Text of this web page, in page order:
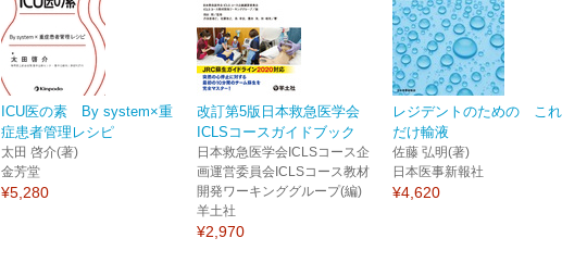
ICU医の素 By system×重
症患者管理レシピ
太田 啓介(著)
金芳堂
¥5,280
改訂第5版日本救急医学会
ICLSコースガイドブック
日本救急医学会ICLSコース企
画運営委員会ICLSコース教材
開発ワーキンググループ(編)
羊土社
¥2,970
レジデントのための これ
だけ輸液
佐藤 弘明(著)
日本医事新報社
¥4,620